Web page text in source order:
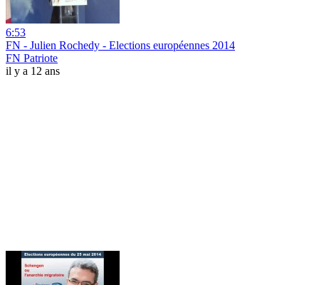
6:53
FN - Julien Rochedy - Elections européennes 2014
FN Patriote
il y a 12 ans